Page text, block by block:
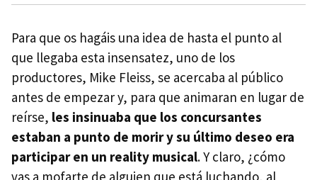
Para que os hagáis una idea de hasta el punto al
que llegaba esta insensatez, uno de los
productores, Mike Fleiss, se acercaba al público
antes de empezar y, para que animaran en lugar de
reírse, les insinuaba que los concursantes
estaban a punto de morir y su último deseo era
participar en un reality musical. Y claro, ¿cómo
vas a mofarte de alguien que está luchando, al